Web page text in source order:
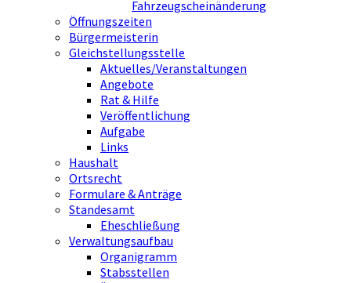
Fahrzeugscheinänderung
Öffnungszeiten
Bürgermeisterin
Gleichstellungsstelle
Aktuelles/Veranstaltungen
Angebote
Rat & Hilfe
Veröffentlichung
Aufgabe
Links
Haushalt
Ortsrecht
Formulare & Anträge
Standesamt
Eheschließung
Verwaltungsaufbau
Organigramm
Stabsstellen